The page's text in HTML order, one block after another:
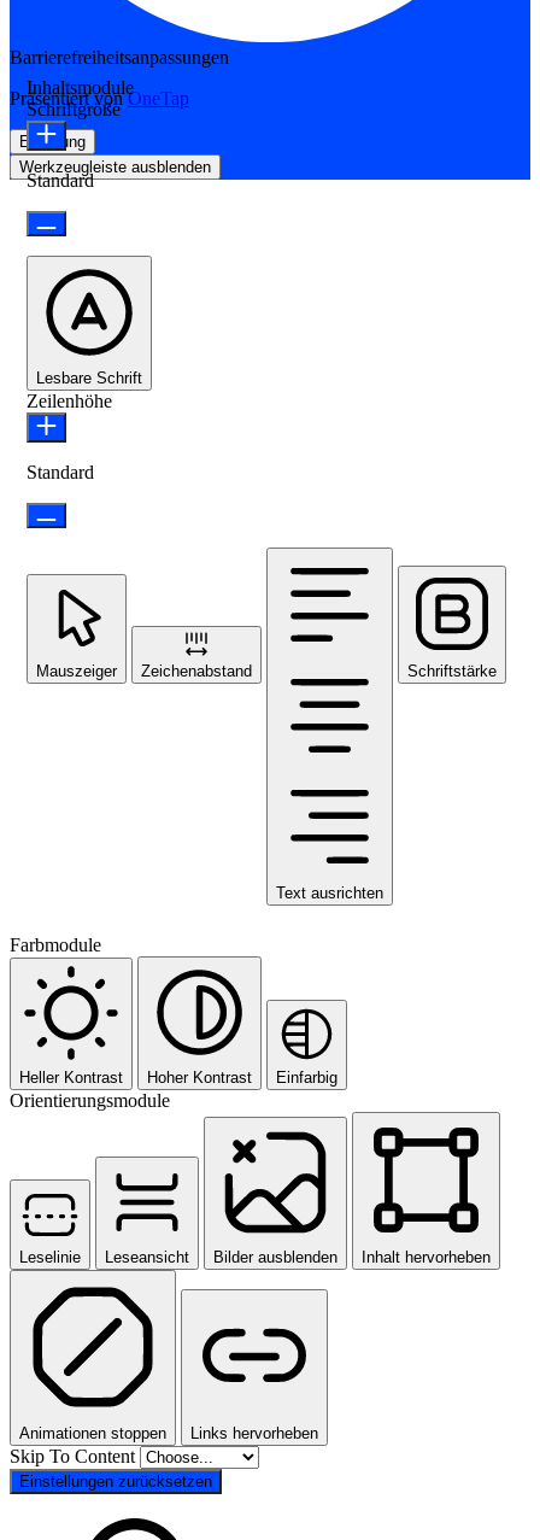
Barrierefreiheitsanpassungen
Präsentiert vonOneTap
Erklärung
Werkzeugleiste ausblenden
Inhaltsmodule
Schriftgröße
Standard
Lesbare Schrift
Zeilenhöhe
Standard
Mauszeiger Zeichenabstand
Text ausrichten
Schriftstärke
Farbmodule
Heller Kontrast Hoher Kontrast Einfarbig
Orientierungsmodule
Leselinie Leseansicht Bilder ausblenden Inhalt hervorheben
Animationen stoppen Links hervorheben
Skip To Content
Einstellungen zurücksetzen